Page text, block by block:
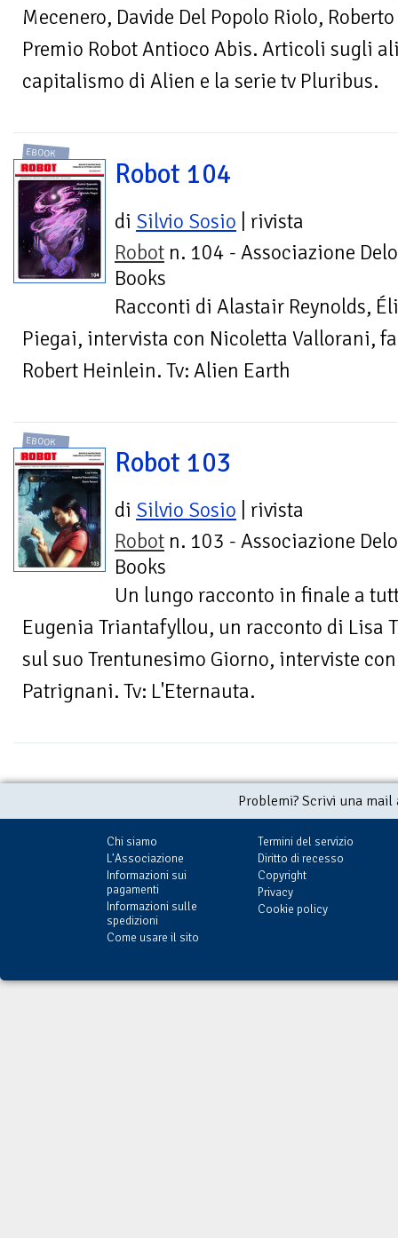
Mecenero, Davide Del Popolo Riolo,
Premio Robot Antioco Abis. Articoli sugli
capitalismo di Alien e la serie tv Pluribus.
EBOOK
Robot 104
di Silvio Sosio | rivista
Robot n. 104 - Associazione
Books
Racconti di Alastair Reynolds,
Piegai, intervista con Nicoletta Vallorani,
Robert Heinlein. Tv: Alien Earth
EBOOK
Robot 103
di Silvio Sosio | rivista
Robot n. 103 - Associazione
Books
Un lungo racconto in finale a
Eugenia Triantafyllou, un racconto di Lisa
sul suo Trentunesimo Giorno, interviste
Patrignani. Tv: L'Eternauta.
Problemi? Scrivi una
Chi siamo
L'Associazione
Informazioni sui
pagamenti
Informazioni sulle
spedizioni
Come usare il sito
Termini del servizio
Diritto di recesso
Copyright
Privacy
Cookie policy